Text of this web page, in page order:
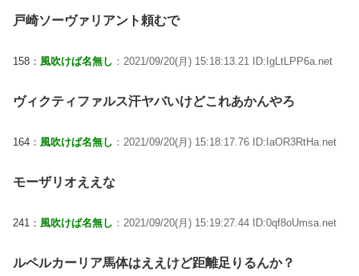
戸崎ソーヴァリアント頼むで
158： 風吹けば名無し ：2021/09/20(月) 15:18:13.21 ID:IgLtLPP6a.net
ヴィクティファルス汗ヤバいけどこれあかんやろ
164： 風吹けば名無し ：2021/09/20(月) 15:18:17.76 ID:IaOR3RtHa.net
モーザリオええな
241： 風吹けば名無し ：2021/09/20(月) 15:19:27.44 ID:0qf8oUmsa.net
ルペルカーリア馬体はええけど距離足りるんか？